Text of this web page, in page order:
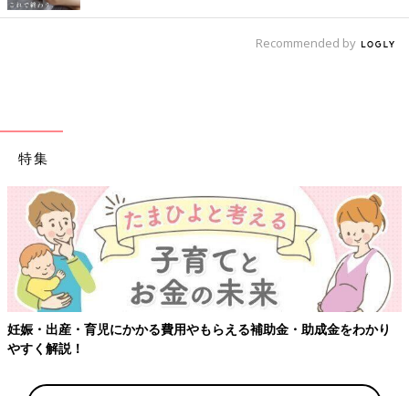
Recommended by
特集
妊娠・出産・育児にかかる費用やもらえる補助金・助成金をわかり
やすく解説！